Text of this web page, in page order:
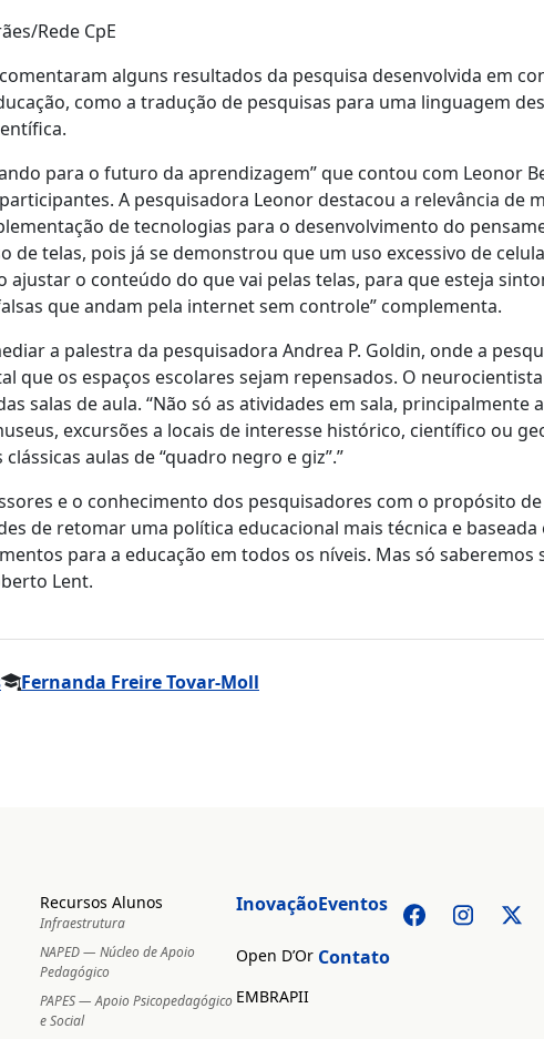
Rede CpE
alguns resultados da pesquisa desenvolvida em
como a tradução de pesquisas para uma linguagem
para o futuro da aprendizagem” que contou com Leonor
A pesquisadora Leonor destacou a relevância de
de tecnologias para o desenvolvimento do
telas, pois já se demonstrou que um uso excessivo de
o conteúdo do que vai pelas telas, para que esteja
que andam pela internet sem controle” complementa.
a palestra da pesquisadora Andrea P. Goldin, onde a
que os espaços escolares sejam repensados. O
salas de aula. “Não só as atividades em sala, principalmente
excursões a locais de interesse histórico, científico ou
aulas de “quadro negro e giz”.”
e o conhecimento dos pesquisadores com o propósito
de retomar uma política educacional mais técnica e baseada
para a educação em todos os níveis. Mas só saberemos
Lent.
Fernanda Freire Tovar-Moll
Recursos Alunos
Infraestrutura
NAPED — Núcleo de Apoio
Pedagógico
PAPES — Apoio Psicopedagógico
e Social
Inovação
Open D’Or
EMBRAPII
Eventos
Contato